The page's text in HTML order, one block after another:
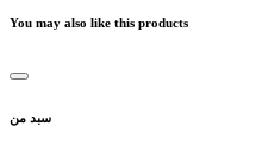
You may also like this products
سبد من